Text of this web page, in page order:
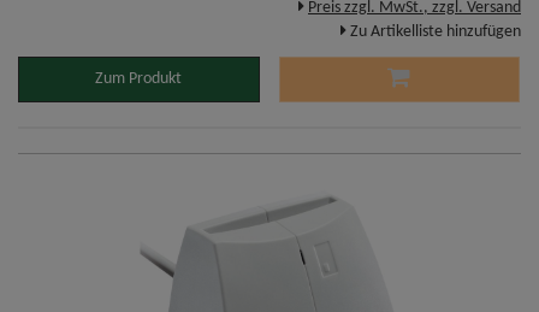
Preis zzgl. MwSt., zzgl. Versand
Zu Artikelliste hinzufügen
Zum Produkt